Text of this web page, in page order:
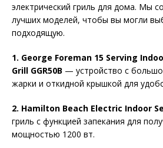
электрический гриль для дома. Мы
лучших моделей, чтобы вы могли
подходящую.
1. George Foreman 15 Serving
Grill GGR50B — устройство с
жарки и откидной крышкой для
2. Hamilton Beach Electric Indoor
гриль с функцией запекания для
мощностью 1200 вт.